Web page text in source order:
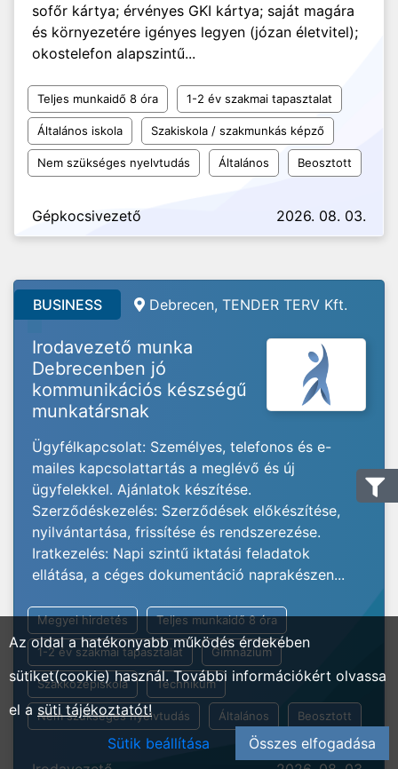
sofőr kártya; érvényes GKI kártya; saját magára
és környezetére igényes legyen (józan életvitel);
okostelefon alapszintű...
Teljes munkaidő 8 óra 1-2 év szakmai tapasztalat
Általános iskola Szakiskola / szakmunkás képző
Nem szükséges nyelvtudás Általános Beosztott
Gépkocsivezető 2026. 08. 03.
BUSINESS Debrecen, TENDER TERV Kft.
Irodavezető munka
Debrecenben jó
kommunikációs készségű
munkatársnak
Ügyfélkapcsolat: Személyes, telefonos és e-
mailes kapcsolattartás a meglévő és új
ügyfelekkel. Ajánlatok készítése.
Szerződéskezelés: Szerződések előkészítése,
nyilvántartása, frissítése és rendszerezése.
Iratkezelés: Napi szintű iktatási feladatok
ellátása, a céges dokumentáció naprakészen...
Megyei hirdetés Teljes munkaidő 8 óra
1-2 év szakmai tapasztalat Gimnázium
Szakközépiskola Technikum
Nem szükséges nyelvtudás Általános Beosztott
Az oldal a hatékonyabb működés érdekében
sütiket(cookie) használ. További információkért olvassa
el a süti tájékoztatót!
Sütik beállítása
Összes elfogadása